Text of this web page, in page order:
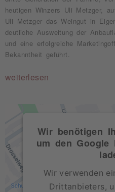
heutigen Winzers Uli Metzger,
Uli Metzger das Weingut in
deutliche Ausweitung der
und eine erfolgreiche
Bekanntheit geführt.
weiterlesen
Wir benötigen
um den Google
Wir verwenden
Drittanbieters,